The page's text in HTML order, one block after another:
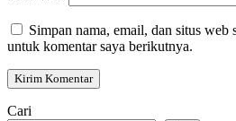
Simpan nama, email, dan situs web
untuk komentar saya berikutnya.
Cari